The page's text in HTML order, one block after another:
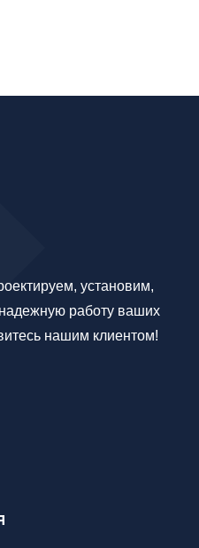
установим,
работу ваших
нашим клиентом!